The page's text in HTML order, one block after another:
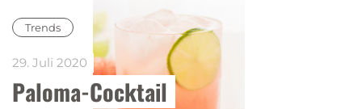
Trends
Paloma-Cocktail
29. Juli 2020